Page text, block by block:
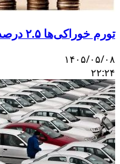
تورم خوراکی‌ها ۲.۵ درصد کمتر از شاخص کل شد
۱۴۰۵/۰۵/۰۸
۲۲:۲۴